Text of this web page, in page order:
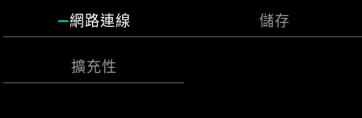
埠，也可作為風扇連接埠。該連接埠會自動偵測是
否為幫浦或 PWM/DC 風扇，其獨特的灰色設計，更
容易識別。
風扇的轉速，確保最佳效能。
網路連線 儲存
擴充性